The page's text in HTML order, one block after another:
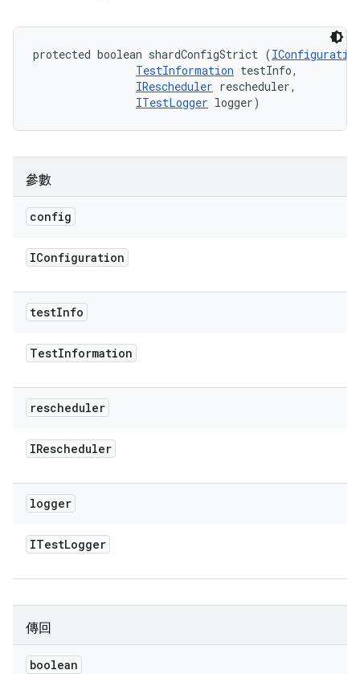
protected boolean shardConfigStrict (
TestInformation testInfo,
IRescheduler rescheduler,
ITestLogger logger)
參數
config
IConfiguration
testInfo
TestInformation
rescheduler
IRescheduler
logger
ITestLogger
傳回
boolean